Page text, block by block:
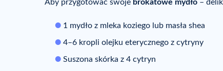
Aby przygotować swoje brokatowe mydło –
1 mydło z mleka koziego lub masła shea
4–6 kropli olejku eterycznego z cytryny
Suszona skórka z 4 cytryn